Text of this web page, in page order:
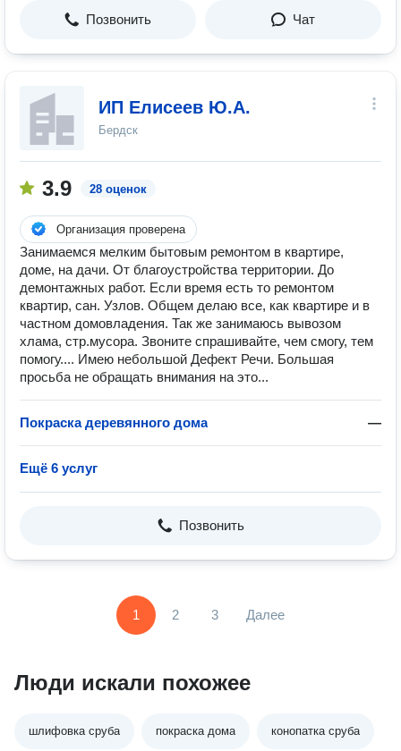
Позвонить Чат
ИП Елисеев Ю.А.
Бердск
3.9 28 оценок
Организация проверена
Занимаемся мелким бытовым ремонтом в квартире,
доме, на дачи. От благоустройства территории. До
демонтажных работ. Если время есть то ремонтом
квартир, сан. Узлов. Общем делаю все, как квартире и в
частном домовладения. Так же занимаюсь вывозом
хлама, стр.мусора. Звоните спрашивайте, чем смогу, тем
помогу.... Имею небольшой Дефект Речи. Большая
просьба не обращать внимания на это...
Покраска деревянного дома —
Ещё 6 услуг
Позвонить
1 2 3 Далее
Люди искали похожее
шлифовка сруба покраска дома конопатка сруба